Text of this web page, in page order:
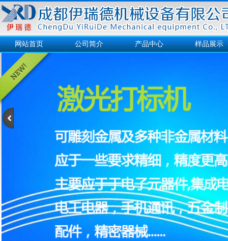
网站首页 公司简介 产品中心 样品展示